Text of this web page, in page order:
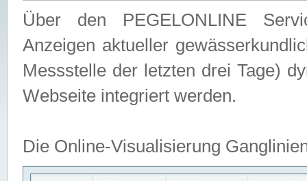
Über den PEGELONLINE
Anzeigen aktueller
Messstelle der letzten drei Tage)
Webseite integriert werden.
Die Online-Visualisierung